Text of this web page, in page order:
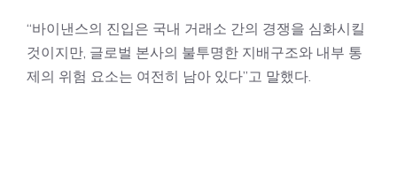
“바이낸스의 진입은 국내 거래소 간의 경쟁을 심화시킬
것이지만, 글로벌 본사의 불투명한 지배구조와 내부 통
제의 위험 요소는 여전히 남아 있다”고 말했다.